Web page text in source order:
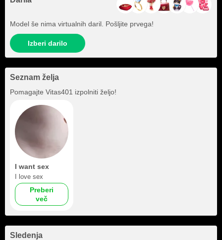
Model še nima virtualnih daril. Pošljite prvega!
Izberi darilo
Seznam želja
Pomagajte Vitas401 izpolniti željo!
I want sex
I love sex
Preberi
več
Sledenja